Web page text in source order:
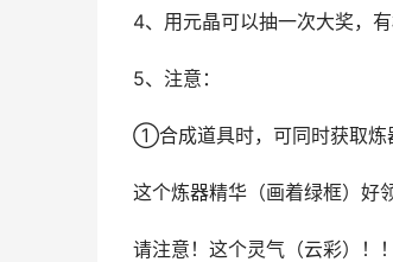
4、用元晶可以抽一次大奖，
5、注意：
①合成道具时，可同时获取炼
这个炼器精华（画着绿框）好
请注意！这个灵气（云彩）！！